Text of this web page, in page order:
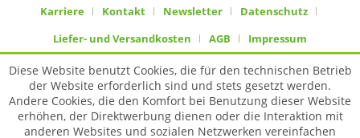
Karriere Kontakt Newsletter
Datenschutz
Liefer- und Versandkosten
AGB Impressum
Diese Website benutzt Cookies, die für den technischen Betrieb
der Website erforderlich sind und stets gesetzt werden.
Andere Cookies, die den Komfort bei Benutzung dieser Website
erhöhen, der Direktwerbung dienen oder die Interaktion mit
anderen Websites und sozialen Netzwerken vereinfachen